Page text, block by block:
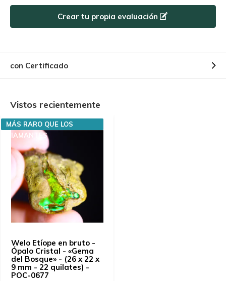
Crear tu propia evaluación
con Certificado
Vistos recientemente
Welo Etíope en bruto -
Ópalo Cristal - «Gema
del Bosque» - (26 x 22 x
9 mm - 22 quilates) -
POC-0677
MÁS RARO QUE LOS
DIAMANTES